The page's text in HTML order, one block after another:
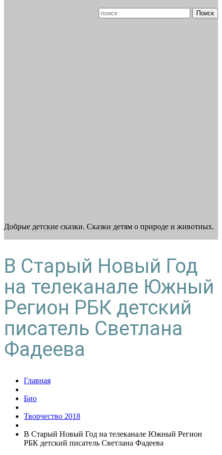
Добрые детские сказки. Сказки детям о природе и животных.
В Старый Новый Год
на телеканале Южный
Регион РБК детский
писатель Светлана
Фадеева
Главная
Био
Творчество 2018
В Старый Новый Год на телеканале Южный Регион
РБК детский писатель Светлана Фадеева